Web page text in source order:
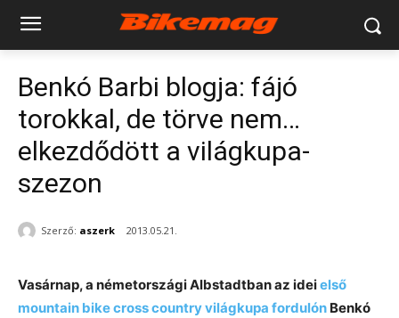
Benkó Barbi blogja: fájó
torokkal, de törve nem…
elkezdődött a világkupa-
szezon
Szerző: aszerk 2013.05.21.
Vasárnap, a németországi Albstadtban az ideielső
mountain bike cross country világkupa fordulón Benkó